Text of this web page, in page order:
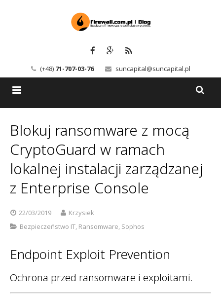
(+48) 71-707-03-76 suncapital@suncapital.pl
Backup-Solutions
Bezpieczeństwo IT
Kerio
Serwery pocztowe
Sophos
Usługi
Newsletter
Szkolenia
Polityka prywatności
Blokuj ransomware z mocą
CryptoGuard w ramach
lokalnej instalacji zarządzanej
z Enterprise Console
22/03/2019
Krzysiek
Bezpieczeństwo IT, Ransomware, Sophos
Endpoint Exploit Prevention
Ochrona przed ransomware i exploitami.